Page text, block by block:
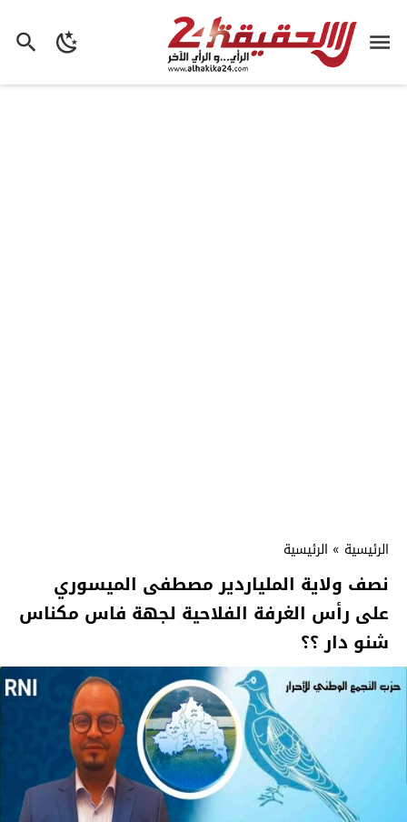
الرئيسية » الرئيسية
نصف ولاية الملياردير مصطفى الميسوري
على رأس الغرفة الفلاحية لجهة فاس مكناس
شنو دار ؟؟